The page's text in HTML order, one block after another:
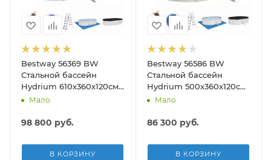
Bestway 56369 BW
Стальной бассейн
Hydrium 610х360х120см,
19929л, песч.фил.-нас
подст.
Мало
98 800 руб.
В КОРЗИНУ
Bestway 56586 BW
Стальной бассейн
Hydrium 500х360х120см,
16296л, песч.фил.-нас
подст, попл.-доз
Мало
86 300 руб.
В КОРЗИНУ